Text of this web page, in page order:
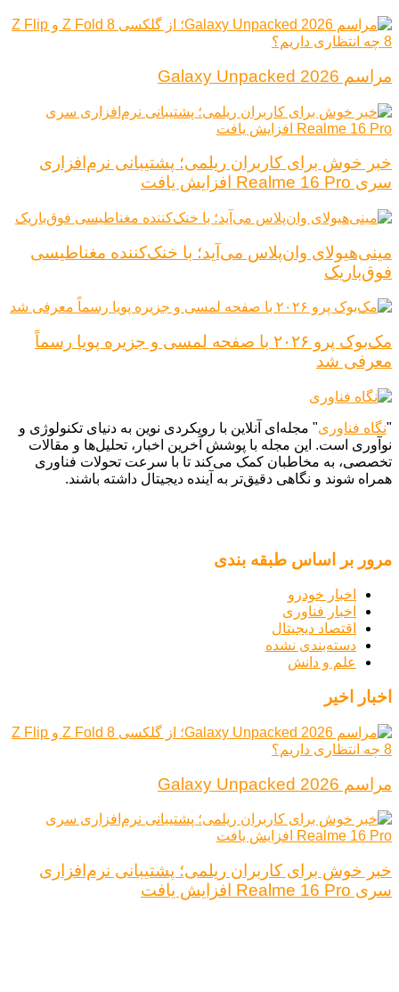
مراسم Galaxy Unpacked 2026
خبر خوش برای کاربران ریلمی؛ پشتیبانی نرم‌افزاری
سری Realme 16 Pro افزایش یافت
مینی‌هیولای وان‌پلاس می‌آید؛ با خنک‌کننده مغناطیسی
فوق‌باریک
مک‌بوک پرو ۲۰۲۶ با صفحه لمسی و جزیره پویا رسماً
معرفی شد
"نگاه فناوری" مجله‌ای آنلاین با رویکردی نوین به دنیای تکنولوژی و
نوآوری است. این مجله با پوشش آخرین اخبار، تحلیل‌ها و مقالات
تخصصی، به مخاطبان کمک می‌کند تا با سرعت تحولات فناوری
همراه شوند و نگاهی دقیق‌تر به آینده دیجیتال داشته باشند.
مرور بر اساس طبقه بندی
اخبار خودرو
اخبار فناوری
اقتصاد دیجیتال
دسته‌بندی نشده
علم و دانش
اخبار اخیر
مراسم Galaxy Unpacked 2026
خبر خوش برای کاربران ریلمی؛ پشتیبانی نرم‌افزاری
سری Realme 16 Pro افزایش یافت